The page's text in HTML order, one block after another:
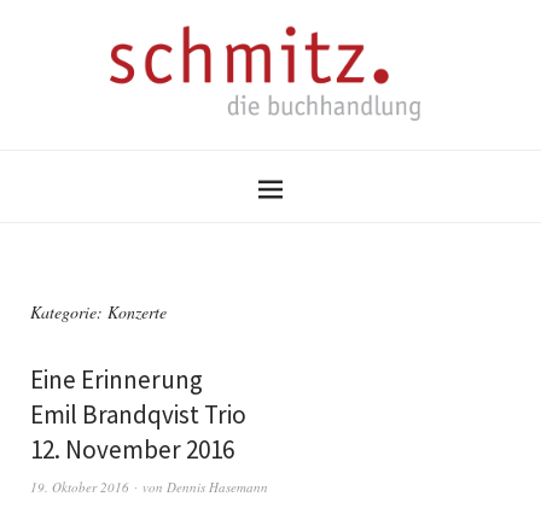
Kategorie: Konzerte
Eine Erinnerung
Emil Brandqvist Trio
12. November 2016
19. Oktober 2016 von Dennis Hasemann